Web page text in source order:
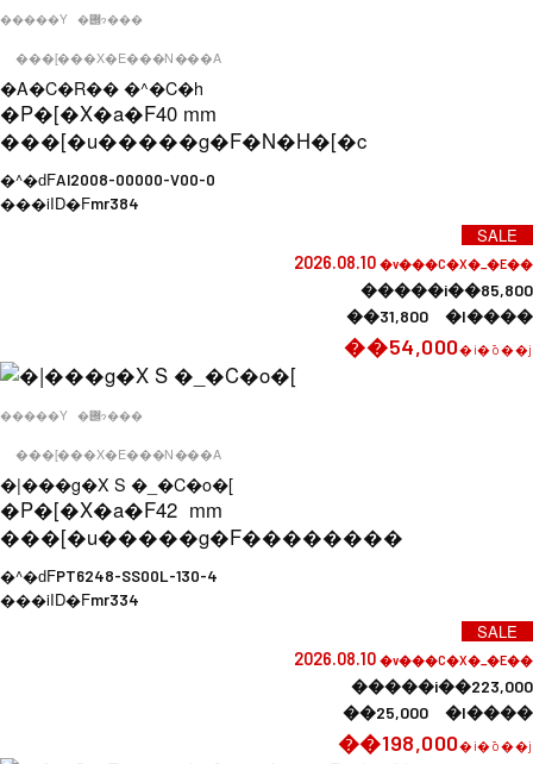
�����Y �݌ɂ���
���[���X�E���N���A
�A�C�R�� �^�C�h
�P�[�X�a�F40 mm
���[�u�����g�F�N�H�[�c
�^�ԁFAI2008-00000-V00-0
���iID�Fmr384
SALE
2026.08.10 �v���C�X�_�E��
�����i��85,800
��31,800 �l����
��54,000�i�ō��j
�����Y �݌ɂ���
���[���X�E���N���A
�|���g�X S �_�C�o�[
�P�[�X�a�F42 mm
���[�u�����g�F��������
�^�ԁFPT6248-SS00L-130-4
���iID�Fmr334
SALE
2026.08.10 �v���C�X�_�E��
�����i��223,000
��25,000 �l����
��198,000�i�ō��j